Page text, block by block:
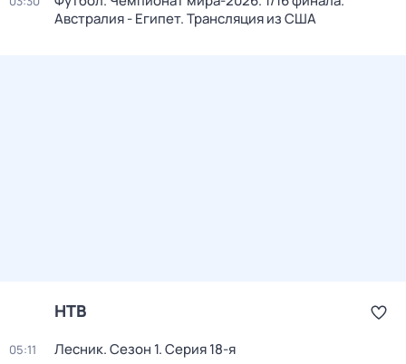
Австралия - Египет. Трансляция из США
НТВ
05:11 Лесник. Сезон 1. Серия 18-я